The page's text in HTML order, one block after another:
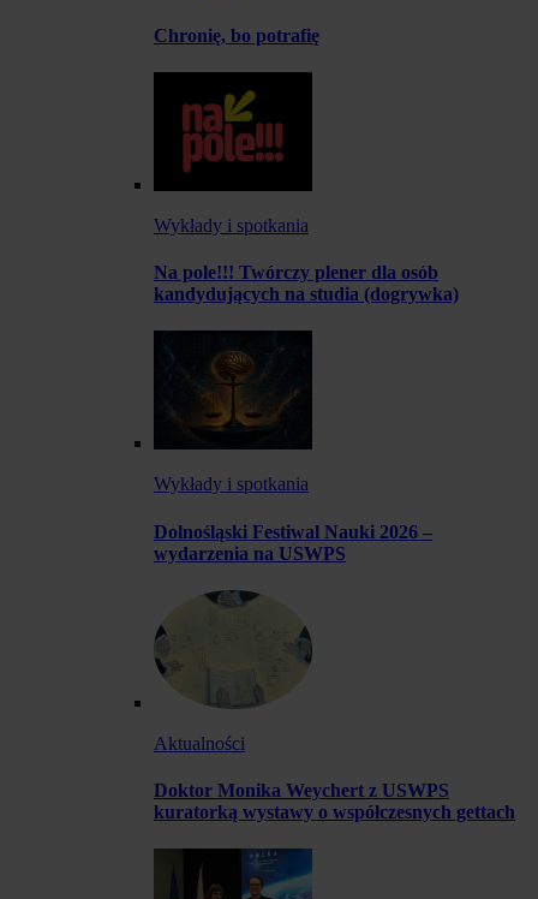
Chronię, bo potrafię
Wykłady i spotkania
Na pole!!! Twórczy plener dla osób
kandydujących na studia (dogrywka)
Wykłady i spotkania
Dolnośląski Festiwal Nauki 2026 –
wydarzenia na USWPS
Aktualności
Doktor Monika Weychert z USWPS
kuratorką wystawy o współczesnych gettach